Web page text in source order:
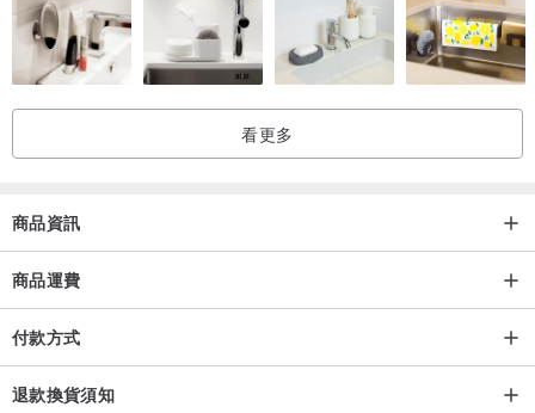
看更多
商品資訊
商品運費
付款方式
退款換貨須知